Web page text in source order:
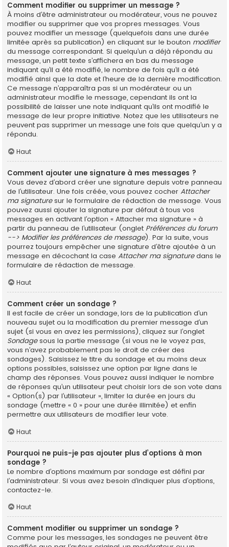
Comment modifier ou supprimer un message ?
À moins d’être administrateur ou modérateur, vous ne pouvez
modifier ou supprimer que vos propres messages. Vous
pouvez modifier un message (quelquefois dans une durée
limitée après sa publication) en cliquant sur le bouton modifier
du message correspondant. Si quelqu’un a déjà répondu au
message, un petit texte s’affichera en bas du message
indiquant qu’il a été modifié, le nombre de fois qu’il a été
modifié ainsi que la date et l’heure de la dernière modification.
Ce message n’apparaîtra pas si un modérateur ou un
administrateur modifie le message, cependant ils ont la
possibilité de laisser une note indiquant qu’ils ont modifié le
message de leur propre initiative. Notez que les utilisateurs ne
peuvent pas supprimer un message une fois que quelqu’un y a
répondu.
Haut
Comment ajouter une signature à mes messages ?
Vous devez d’abord créer une signature depuis votre panneau
de l’utilisateur. Une fois créée, vous pouvez cocher Attacher
ma signaturesur le formulaire de rédaction de message. Vous
pouvez aussi ajouter la signature par défaut à tous vos
messages en activant l’option « Attacher ma signature » à
partir du panneau de l’utilisateur (onglet Préférences du forum
--> Modifier les préférences de message). Par la suite, vous
pourrez toujours empêcher une signature d’être ajoutée à un
message en décochant la case Attacher ma signaturedans le
formulaire de rédaction de message.
Haut
Comment créer un sondage ?
Il est facile de créer un sondage, lors de la publication d’un
nouveau sujet ou la modification du premier message d’un
sujet (si vous en avez les permissions), cliquez sur l’onglet
Sondagesous la partie message (si vous ne le voyez pas,
vous n’avez probablement pas le droit de créer des
sondages). Saisissez le titre du sondage et au moins deux
options possibles, saisissez une option par ligne dans le
champ des réponses. Vous pouvez aussi indiquer le nombre
de réponses qu’un utilisateur peut choisir lors de son vote dans
« Option(s) par l’utilisateur », limiter la durée en jours du
sondage (mettre « 0 » pour une durée illimitée) et enfin
permettre aux utilisateurs de modifier leur vote.
Haut
Pourquoi ne puis-je pas ajouter plus d’options à mon
sondage ?
Le nombre d’options maximum par sondage est défini par
l’administrateur. Si vous avez besoin d’indiquer plus d’options,
contactez-le.
Haut
Comment modifier ou supprimer un sondage ?
Comme pour les messages, les sondages ne peuvent être